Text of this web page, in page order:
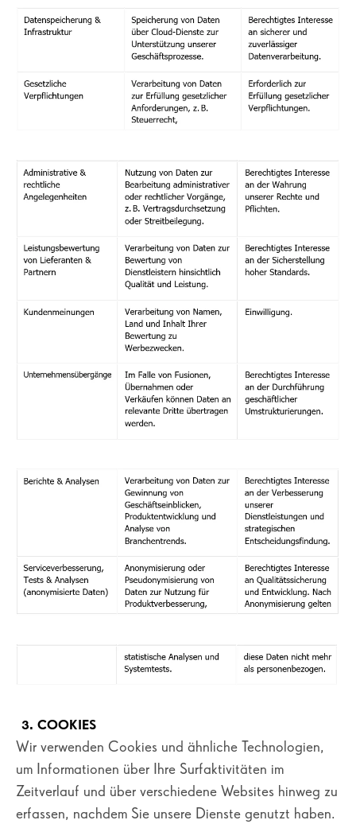
3. COOKIES
Wir verwenden Cookies und ähnliche Technologien,
um Informationen über Ihre Surfaktivitäten im
Zeitverlauf und über verschiedene Websites hinweg zu
erfassen, nachdem Sie unsere Dienste genutzt haben.